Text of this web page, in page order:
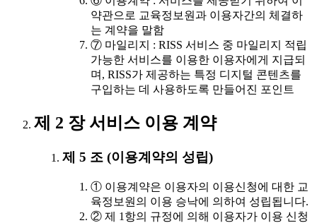
약관으로 교육정보원과 이용자간의 체결하
는 계약을 말함
⑦ 마일리지 : RISS 서비스 중 마일리지 적립
가능한 서비스를 이용한 이용자에게 지급되
며, RISS가 제공하는 특정 디지털 콘텐츠를
구입하는 데 사용하도록 만들어진 포인트
제 2 장 서비스 이용 계약
제 5 조 (이용계약의 성립)
① 이용계약은 이용자의 이용신청에 대한 교
육정보원의 이용 승낙에 의하여 성립됩니다.
② 제 1항의 규정에 의해 이용자가 이용 신청